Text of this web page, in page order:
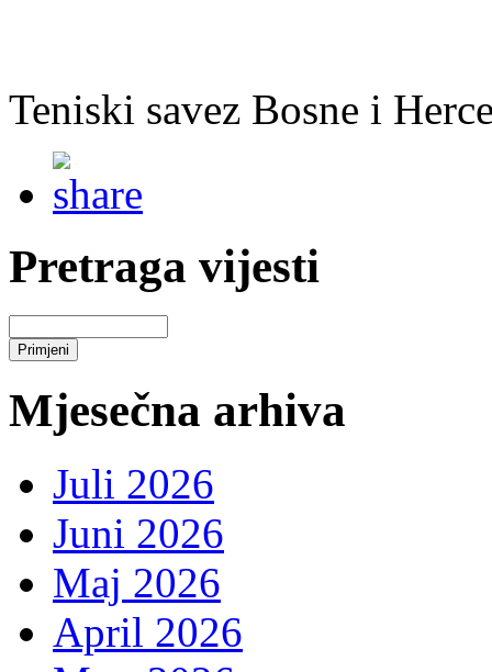
Teniski savez Bosne i
Pretraga vijesti
Mjesečna arhiva
Juli 2026
Juni 2026
Maj 2026
April 2026